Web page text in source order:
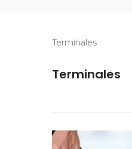
Terminales
Terminales